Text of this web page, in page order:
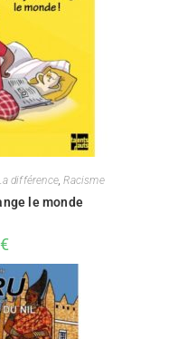
différence,Racisme
le monde
€